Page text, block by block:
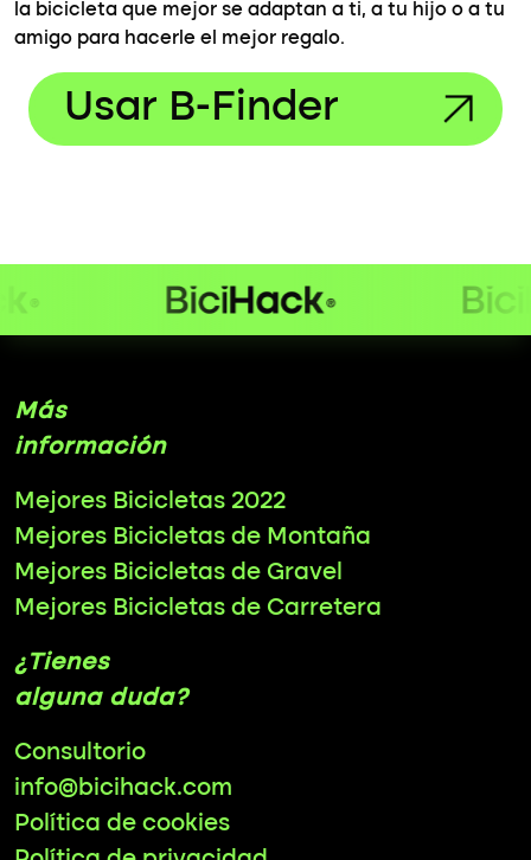
la bicicleta que mejor se adaptan a ti, a tu hijo o a tu
amigo para hacerle el mejor regalo.
Usar B-Finder
Más
información
Mejores Bicicletas 2022
Mejores Bicicletas de Montaña
Mejores Bicicletas de Gravel
Mejores Bicicletas de Carretera
¿Tienes
alguna duda?
Consultorio
info@bicihack.com
Política de cookies